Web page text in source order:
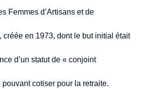
Femmes d’Artisans et de
créée en 1973, dont le but initial était
d’un statut de « conjoint
cotiser pour la retraite.